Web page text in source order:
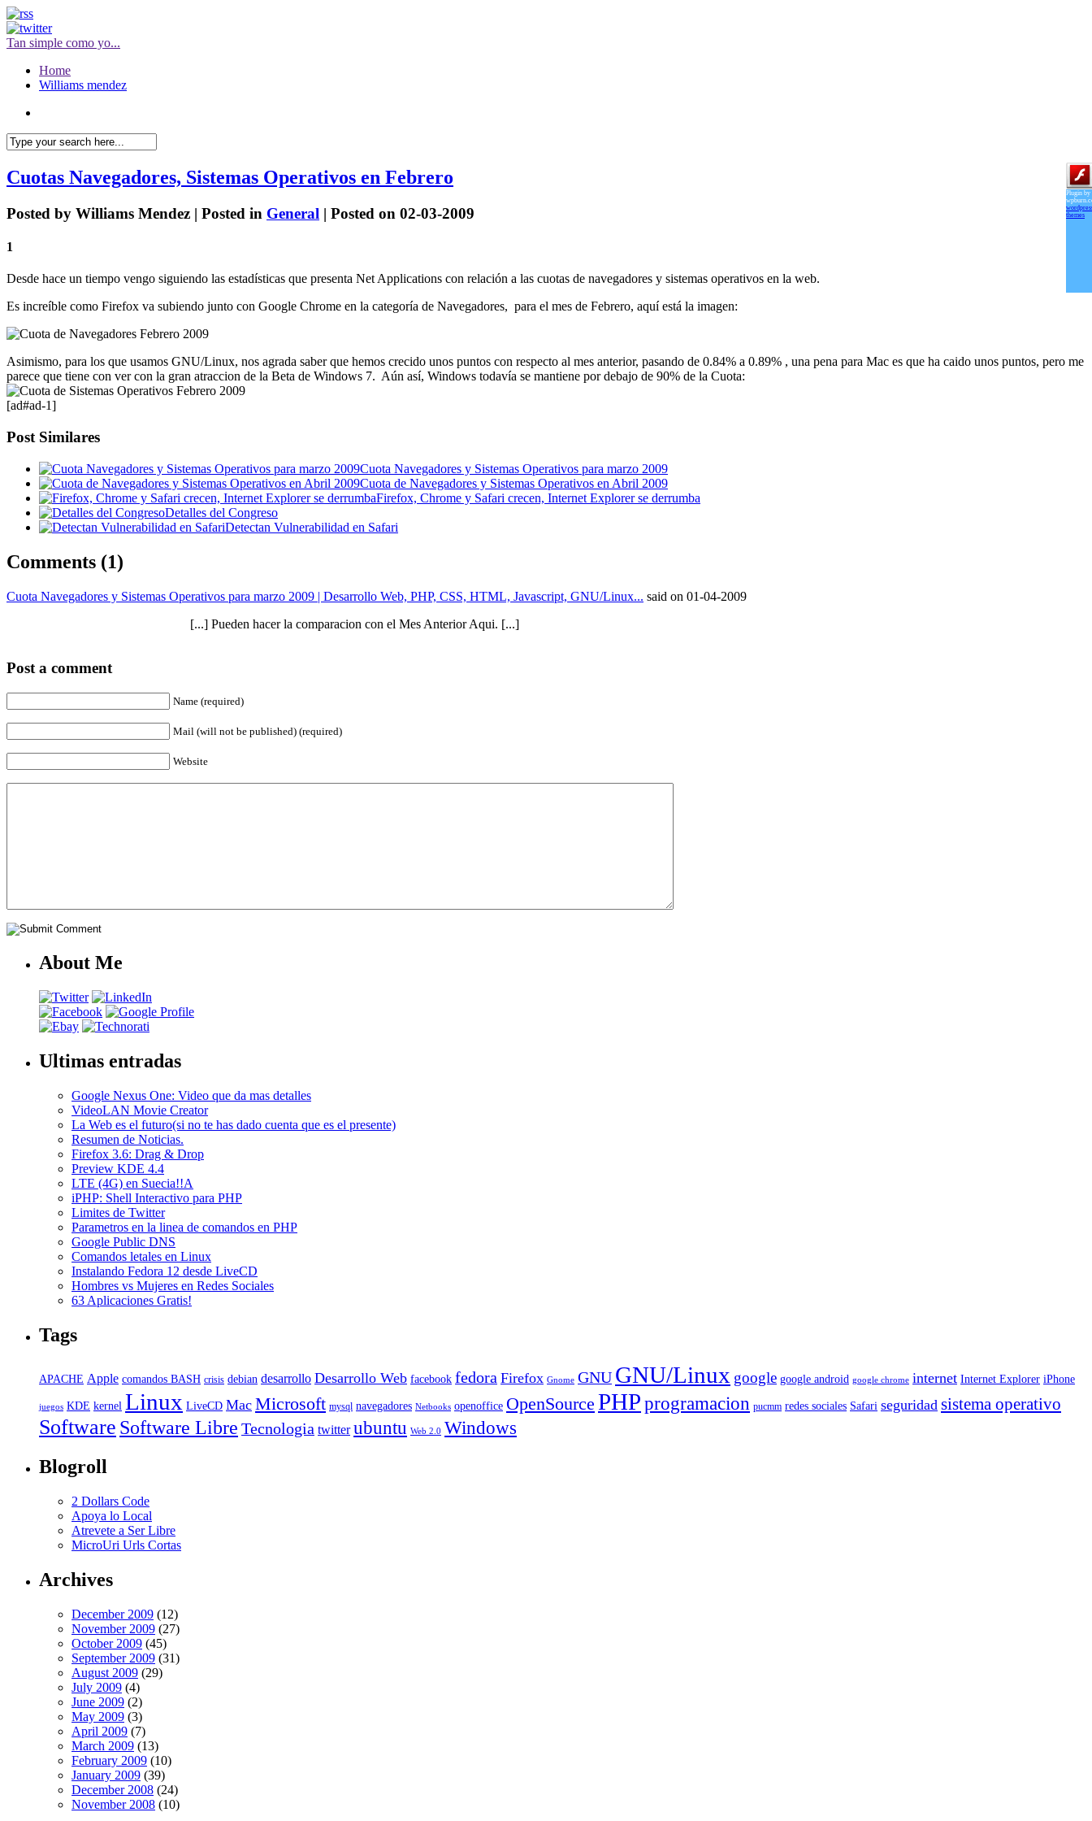
Tan simple como yo...
Home
Williams mendez
Cuotas Navegadores, Sistemas Operativos en Febrero
Posted by Williams Mendez | Posted in General | Posted on 02-03-2009
1
Desde hace un tiempo vengo siguiendo las estadísticas que presenta Net Applications con relación a las cuotas de navegadores y sistemas operativos en la web.
Es increíble como Firefox va subiendo junto con Google Chrome en la categoría de Navegadores, para el mes de Febrero, aquí está la imagen:
Asimismo, para los que usamos GNU/Linux, nos agrada saber que hemos crecido unos puntos con respecto al mes anterior, pasando de 0.84% a 0.89% , una pena para Mac es que ha caido unos puntos, pero me
parece que tiene con ver con la gran atraccion de la Beta de Windows 7. Aún así, Windows todavía se mantiene por debajo de 90% de la Cuota:
[ad#ad-1]
Post Similares
Cuota Navegadores y Sistemas Operativos para marzo 2009
Cuota de Navegadores y Sistemas Operativos en Abril 2009
Firefox, Chrome y Safari crecen, Internet Explorer se derrumba
Detalles del Congreso
Detectan Vulnerabilidad en Safari
Comments (1)
Cuota Navegadores y Sistemas Operativos para marzo 2009 | Desarrollo Web, PHP, CSS, HTML, Javascript, GNU/Linux... said on 01-04-2009
[...] Pueden hacer la comparacion con el Mes Anterior Aqui. [...]
Post a comment
Name (required)
Mail (will not be published) (required)
Website
Plugin by
themes
About Me
Ultimas entradas
Google Nexus One: Video que da mas detalles
VideoLAN Movie Creator
La Web es el futuro(si no te has dado cuenta que es el presente)
Resumen de Noticias.
Firefox 3.6: Drag & Drop
Preview KDE 4.4
LTE (4G) en Suecia!!A
iPHP: Shell Interactivo para PHP
Limites de Twitter
Parametros en la linea de comandos en PHP
Google Public DNS
Comandos letales en Linux
Instalando Fedora 12 desde LiveCD
Hombres vs Mujeres en Redes Sociales
63 Aplicaciones Gratis!
Tags
APACHE Apple comandos BASH crisis debian desarrollo Desarrollo Web facebook fedora Firefox Gnome GNU GNU/Linux google google android google chrome internet Internet Explorer iPhone
juegos KDE kernel Linux LiveCD Mac Microsoft mysql navegadores Netbooks openoffice OpenSource PHP programacion pucmm redes sociales Safari seguridad sistema operativo
Software Software Libre Tecnologia twitter ubuntu Web 2.0 Windows
Blogroll
2 Dollars Code
Apoya lo Local
Atrevete a Ser Libre
MicroUri Urls Cortas
Archives
December 2009 (12)
November 2009 (27)
October 2009 (45)
September 2009 (31)
August 2009 (29)
July 2009 (4)
June 2009 (2)
May 2009 (3)
April 2009 (7)
March 2009 (13)
February 2009 (10)
January 2009 (39)
December 2008 (24)
November 2008 (10)